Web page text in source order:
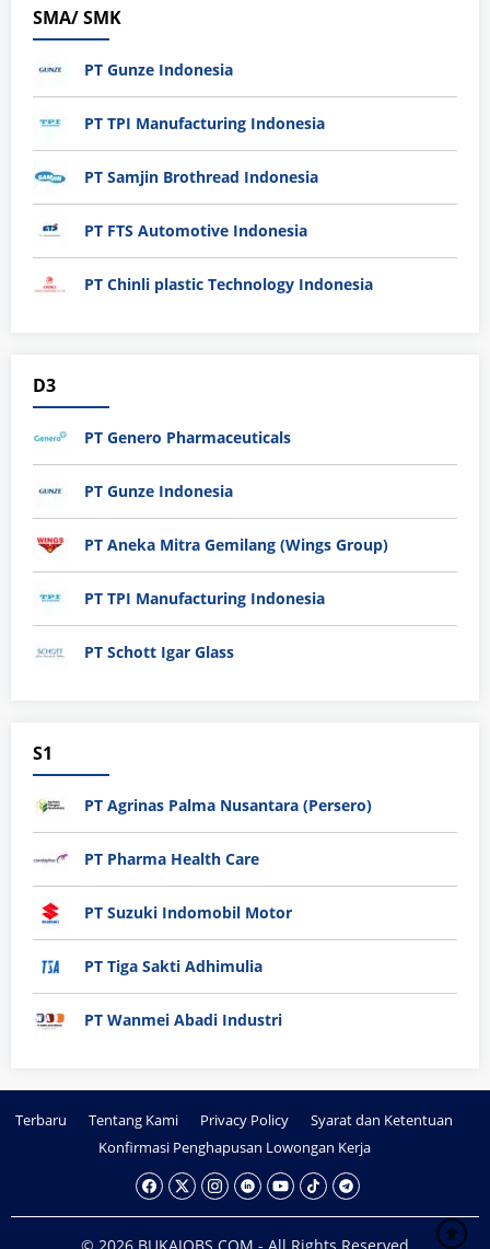
SMA/ SMK
PT Gunze Indonesia
PT TPI Manufacturing Indonesia
PT Samjin Brothread Indonesia
PT FTS Automotive Indonesia
PT Chinli plastic Technology Indonesia
D3
PT Genero Pharmaceuticals
PT Gunze Indonesia
PT Aneka Mitra Gemilang (Wings Group)
PT TPI Manufacturing Indonesia
PT Schott Igar Glass
S1
PT Agrinas Palma Nusantara (Persero)
PT Pharma Health Care
PT Suzuki Indomobil Motor
PT Tiga Sakti Adhimulia
PT Wanmei Abadi Industri
Terbaru Tentang Kami Privacy Policy
Syarat dan Ketentuan
Konfirmasi Penghapusan Lowongan Kerja
© 2026 BUKAJOBS.COM - All Rights Reserved